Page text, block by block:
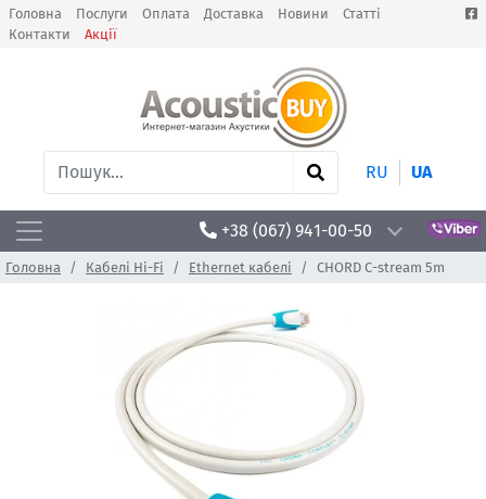
Головна Послуги Оплата Доставка Новини
Статті
Контакти
Акції
RU UA
+38 (067) 941-00-50
Головна Кабелі Hi-Fi Ethernet кабелі CHORD C-stream 5m